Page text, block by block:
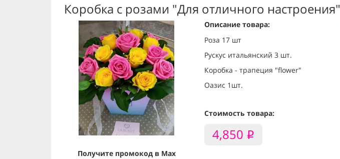
Коробка с розами "Для отличного настроения"
Получите промокод в Max
Описание товара:
Роза 17 шт
Рускус итальянский 3 шт.
Коробка - трапеция "flower"
Оазис 1шт.
Стоимость товара:
4,850 i